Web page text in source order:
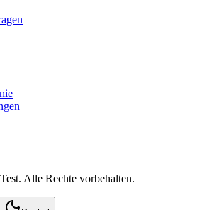
Alle Rechte vorbehalten.